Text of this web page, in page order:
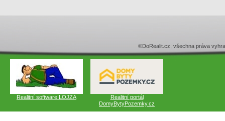
©DoRealit.cz, všechna práva
Realitní software LOJZA
Realitní portál
DomyBytyPozemky.cz